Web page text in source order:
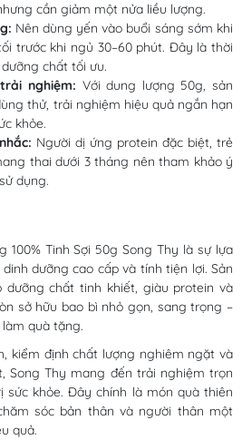
cần giảm một nửa liều lượng.
Nên dùng yến vào buổi sáng sớm khi
trước khi ngủ 30–60 phút. Đây là thời
chất tối ưu.
nghiệm: Với dung lượng 50g, sản
thử, trải nghiệm hiệu quả ngắn hạn
khỏe.
Người dị ứng protein đặc biệt, trẻ
thai dưới 3 tháng nên tham khảo ý
dụng.
100% Tinh Sợi 50g Song Thy là sự lựa
dưỡng cao cấp và tính tiện lợi. Sản
dưỡng chất tinh khiết, giàu protein và
sở hữu bao bì nhỏ gọn, sang trọng –
quà tặng.
kiểm định chất lượng nghiêm ngặt và
Song Thy mang đến trải nghiệm trọn
khỏe. Đây chính là món quà thiên
sóc bản thân và người thân một
quả.